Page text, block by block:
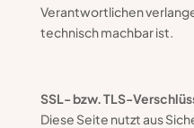
Verantwortlichen
technisch machbar ist.
SSL- bzw. TLS-
Diese Seite nutzt aus